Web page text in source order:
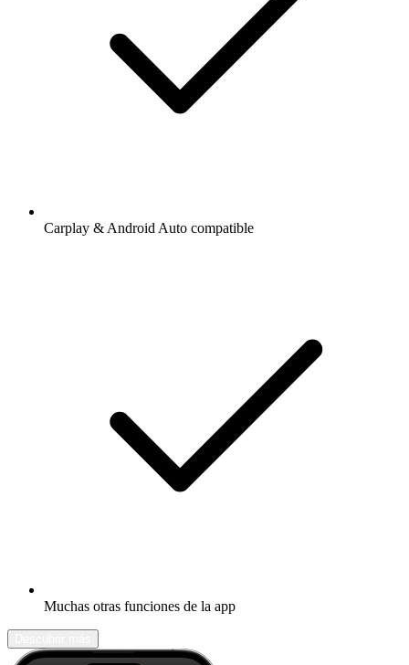
Carplay & Android Auto compatible
Muchas otras funciones de la app